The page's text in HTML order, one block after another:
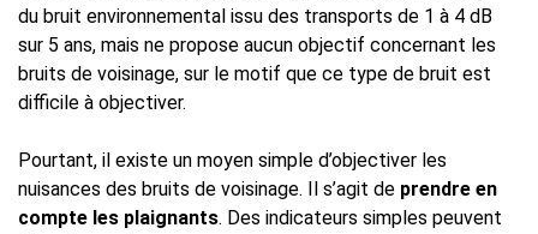
du bruit environnemental issu des transports de 1 à 4 dB
sur 5 ans, mais ne propose aucun objectif concernant les
bruits de voisinage, sur le motif que ce type de bruit est
difficile à objectiver.
Pourtant, il existe un moyen simple d’objectiver les
nuisances des bruits de voisinage. Il s’agit de prendre en
compte les plaignants. Des indicateurs simples peuvent